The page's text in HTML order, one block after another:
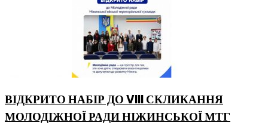
ВІДКРИТО НАБІР ДО VIII СКЛИКАННЯ
МОЛОДІЖНОЇ РАДИ НІЖИНСЬКОЇ МТГ